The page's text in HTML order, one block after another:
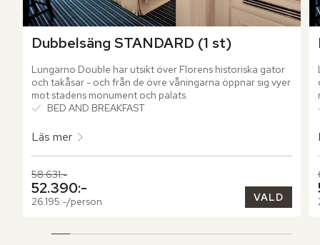
Dubbelsäng STANDARD (1 st)
Lungarno Double har utsikt över Florens historiska gator
och takåsar - och från de övre våningarna öppnar sig vyer
mot stadens monument och palats.
BED AND BREAKFAST
Läs mer
Tidigare pris,
58.631:-
Nuvarande pris,
52.390:-
26.195:-/person VALD